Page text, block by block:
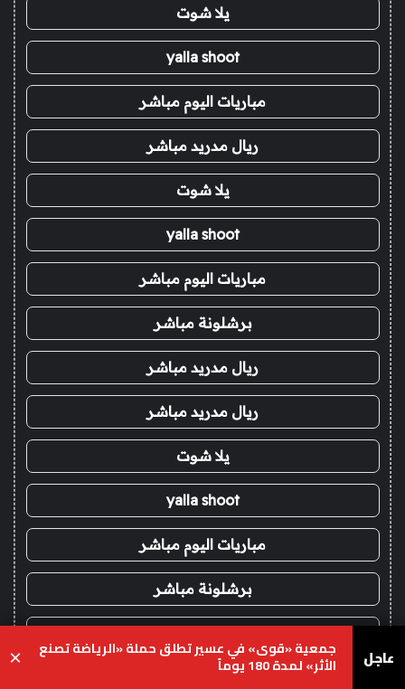
يلا شوت
yalla shoot
مباريات اليوم مباشر
ريال مدريد مباشر
يلا شوت
yalla shoot
مباريات اليوم مباشر
برشلونة مباشر
ريال مدريد مباشر
ريال مدريد مباشر
يلا شوت
yalla shoot
مباريات اليوم مباشر
برشلونة مباشر
عاجل رئيس وزراء باكستان: اتفاقية مكة للدفاع المشترك
محطة مفصلية في مسار التعاون الإقليمي ×